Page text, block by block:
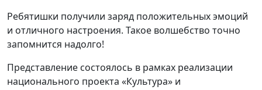
Ребятишки получили заряд положительных эмоций
и отличного настроения. Такое волшебство точно
запомнится надолго!
Представление состоялось в рамках реализации
национального проекта «Культура» и